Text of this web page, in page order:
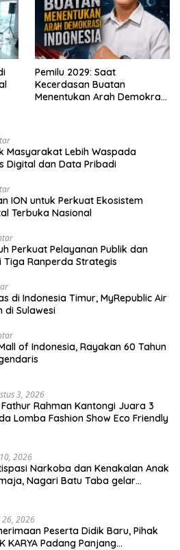
Pemilu 2029: Saat
Kecerdasan Buatan
Menentukan Arah Demokrasi
Masyarakat Lebih Waspada
Digital dan Data Pribadi
ION untuk Perkuat Ekosistem
Terbuka Nasional
Perkuat Pelayanan Publik dan
Tiga Ranperda Strategis
di Indonesia Timur, MyRepublic Air
di Sulawesi
of Indonesia, Rayakan 60 Tahun
3, 2026
Fathur Rahman Kantongi Juara 3
Lomba Fashion Show Eco Friendly
2026
Narkoba dan Kenakalan Anak
Nagari Batu Taba gelar
26, 2026
Peserta Didik Baru, Pihak
KARYA Padang Panjang